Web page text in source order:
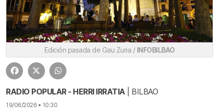
Edición pasada de Gau Zuria / INFOBILBAO
RADIO POPULAR - HERRI IRRATIA| BILBAO
19/06/2026 • 10:30